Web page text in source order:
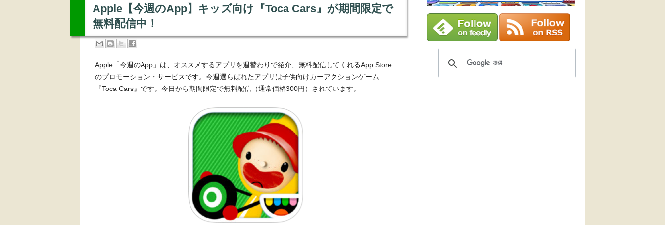
Apple【今週のApp】キッズ向け『Toca Cars』が期間限定で
無料配信中！
Apple「今週のApp」は、オススメするアプリを週替わりで紹介、無料配信してくれるApp Store
のプロモーション・サービスです。今週選らばれたアプリは子供向けカーアクションゲーム
『Toca Cars』です。今日から期間限定で無料配信（通常価格300円）されています。